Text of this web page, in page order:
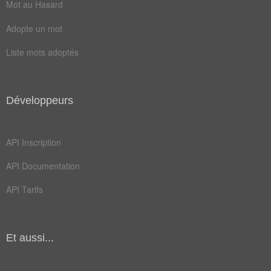
Mot au Hasard
Adopte un mot
Liste mots adoptés
Développeurs
API Inscription
API Documentation
API Tarifs
Et aussi...